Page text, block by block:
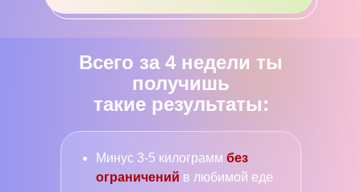
Минус 3-5 килограмм без
ограничений в любимой еде
Всего за 4 недели ты
получишь
такие результаты: